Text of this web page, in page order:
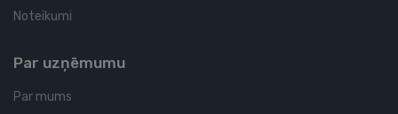
Noteikumi
Par uzņēmumu
Par mums